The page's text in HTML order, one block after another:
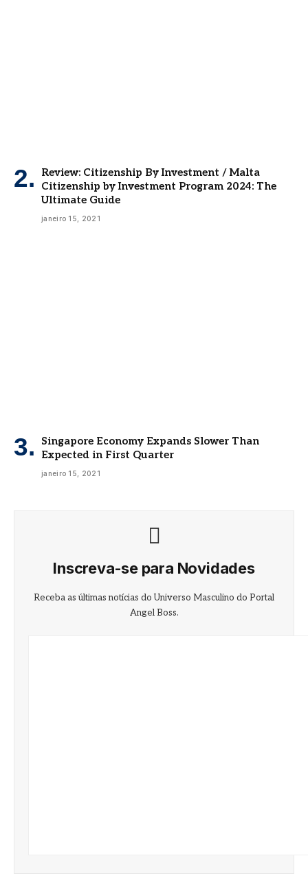
Review: Citizenship By Investment / Malta
Citizenship by Investment Program 2024: The
Ultimate Guide
janeiro 15, 2021
Singapore Economy Expands Slower Than
Expected in First Quarter
janeiro 15, 2021
Inscreva-se para Novidades
Receba as últimas notícias do Universo Masculino do Portal
Angel Boss.